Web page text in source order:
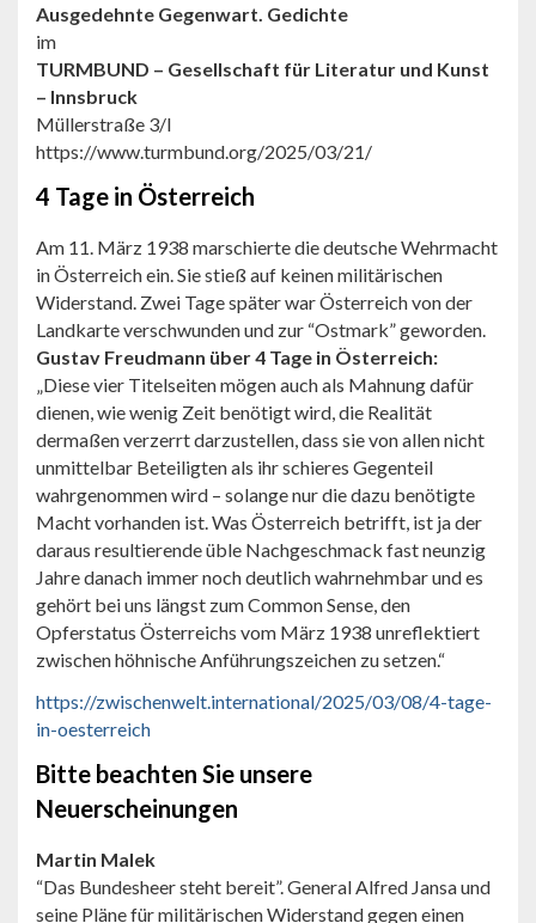
Ausgedehnte Gegenwart. Gedichte
im
TURMBUND – Gesellschaft für Literatur und Kunst
– Innsbruck
Müllerstraße 3/I
https://www.turmbund.org/2025/03/21/
4 Tage in Österreich
Am 11. März 1938 marschierte die deutsche Wehrmacht
in Österreich ein. Sie stieß auf keinen militärischen
Widerstand. Zwei Tage später war Österreich von der
Landkarte verschwunden und zur “Ostmark” geworden.
Gustav Freudmann über 4 Tage in Österreich:
„Diese vier Titelseiten mögen auch als Mahnung dafür
dienen, wie wenig Zeit benötigt wird, die Realität
dermaßen verzerrt darzustellen, dass sie von allen nicht
unmittelbar Beteiligten als ihr schieres Gegenteil
wahrgenommen wird – solange nur die dazu benötigte
Macht vorhanden ist. Was Österreich betrifft, ist ja der
daraus resultierende üble Nachgeschmack fast neunzig
Jahre danach immer noch deutlich wahrnehmbar und es
gehört bei uns längst zum Common Sense, den
Opferstatus Österreichs vom März 1938 unreflektiert
zwischen höhnische Anführungszeichen zu setzen.“
https://zwischenwelt.international/2025/03/08/4-tage-
in-oesterreich
Bitte beachten Sie unsere
Neuerscheinungen
Martin Malek
“Das Bundesheer steht bereit”. General Alfred Jansa und
seine Pläne für militärischen Widerstand gegen einen